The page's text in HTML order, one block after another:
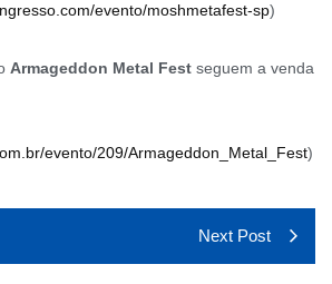
evento/moshmetafest-sp)
Armageddon Metal Fest seguem a venda
evento/209/Armageddon_Metal_Fest)
Next Post